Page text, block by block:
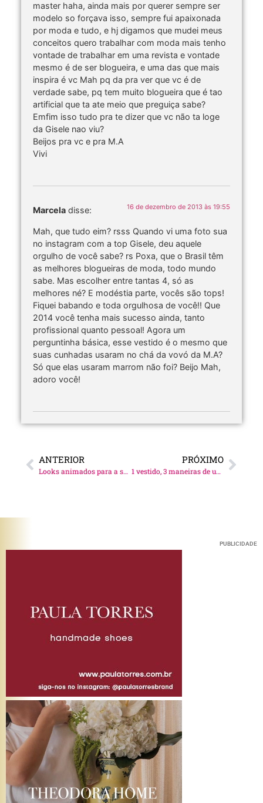
master haha, ainda mais por querer sempre ser
modelo so forçava isso, sempre fui apaixonada
por moda e tudo, e hj digamos que mudei meus
conceitos quero trabalhar com moda mais tenho
vontade de trabalhar em uma revista e vontade
mesmo é de ser blogueira, e uma das que mais
inspira é vc Mah pq da pra ver que vc é de
verdade sabe, pq tem muito blogueira que é tao
artificial que ta ate meio que preguiça sabe?
Emfim isso tudo pra te dizer que vc não ta loge
da Gisele nao viu?
Beijos pra vc e pra M.A
Vivi
Marcela disse: 16 de dezembro de 2013 às 19:55
Mah, que tudo eim? rsss Quando vi uma foto sua
no instagram com a top Gisele, deu aquele
orgulho de você sabe? rs Poxa, que o Brasil têm
as melhores blogueiras de moda, todo mundo
sabe. Mas escolher entre tantas 4, só as
melhores né? E modéstia parte, vocês são tops!
Fiquei babando e toda orgulhosa de você!! Que
2014 você tenha mais sucesso ainda, tanto
profissional quanto pessoal! Agora um
perguntinha básica, esse vestido é o mesmo que
suas cunhadas usaram no chá da vovó da M.A?
Só que elas usaram marrom não foi? Beijo Mah,
adoro você!
ANTERIOR
Looks animados para a segundona!
PRÓXIMO
1 vestido, 3 maneiras de usar.
PUBLICIDADE